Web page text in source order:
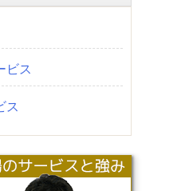
ビス
ス